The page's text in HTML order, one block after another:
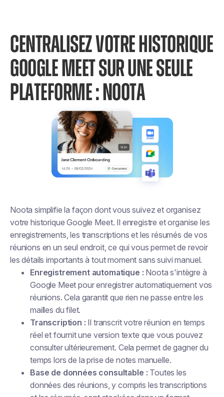
CENTRALISEZ VOTRE HISTORIQUE
GOOGLE MEET SUR UNE SEULE
PLATEFORME : NOOTA
Noota simplifie la façon dont vous suivez et organisez
votre historique Google Meet. Il enregistre et organise les
enregistrements, les transcriptions et les résumés de vos
réunions en un seul endroit, ce qui vous permet de revoir
les détails importants à tout moment sans suivi manuel.
Enregistrement automatique : Noota s'intègre à
Google Meet pour enregistrer automatiquement vos
réunions. Cela garantit que rien ne passe entre les
mailles du filet.
Transcription : Il transcrit votre réunion en temps
réel et fournit une version texte que vous pouvez
consulter ultérieurement. Cela permet de gagner du
temps lors de la prise de notes manuelle.
Base de données consultable : Toutes les
données des réunions, y compris les transcriptions